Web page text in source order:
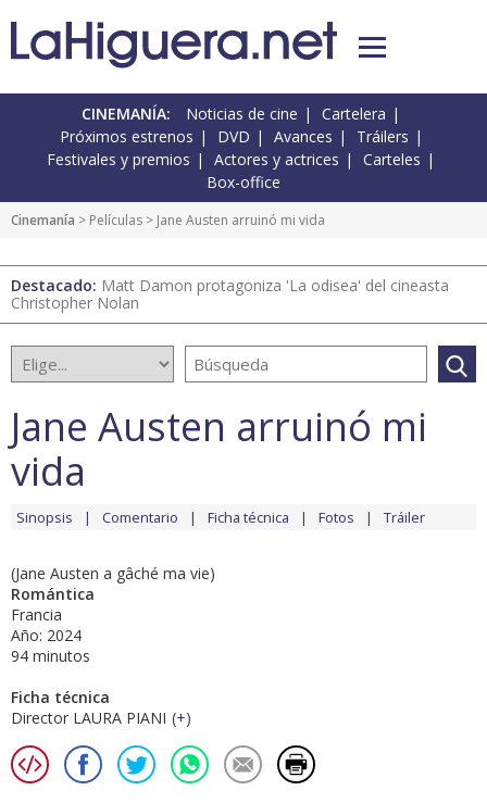
CINEMANÍA: Noticias de cine
Cartelera
Próximos estrenos
DVD Avances
Tráilers
Festivales y premios
Actores y actrices
Carteles
Box-office
Cinemanía > Películas > Jane Austen arruinó mi vida
Destacado: Matt Damon protagoniza 'La odisea' del cineasta
Christopher Nolan
Jane Austen arruinó mi
vida
Sinopsis Comentario Ficha técnica Fotos Tráiler
(Jane Austen a gâché ma vie)
Romántica
Francia
Año: 2024
94 minutos
Ficha técnica
Director LAURA PIANI (+)